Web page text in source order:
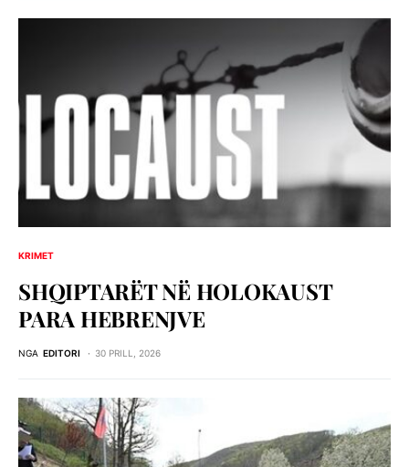
KRIMET
SHQIPTARËT NË HOLOKAUST
PARA HEBRENJVE
NGA EDITORI 30 PRILL, 2026